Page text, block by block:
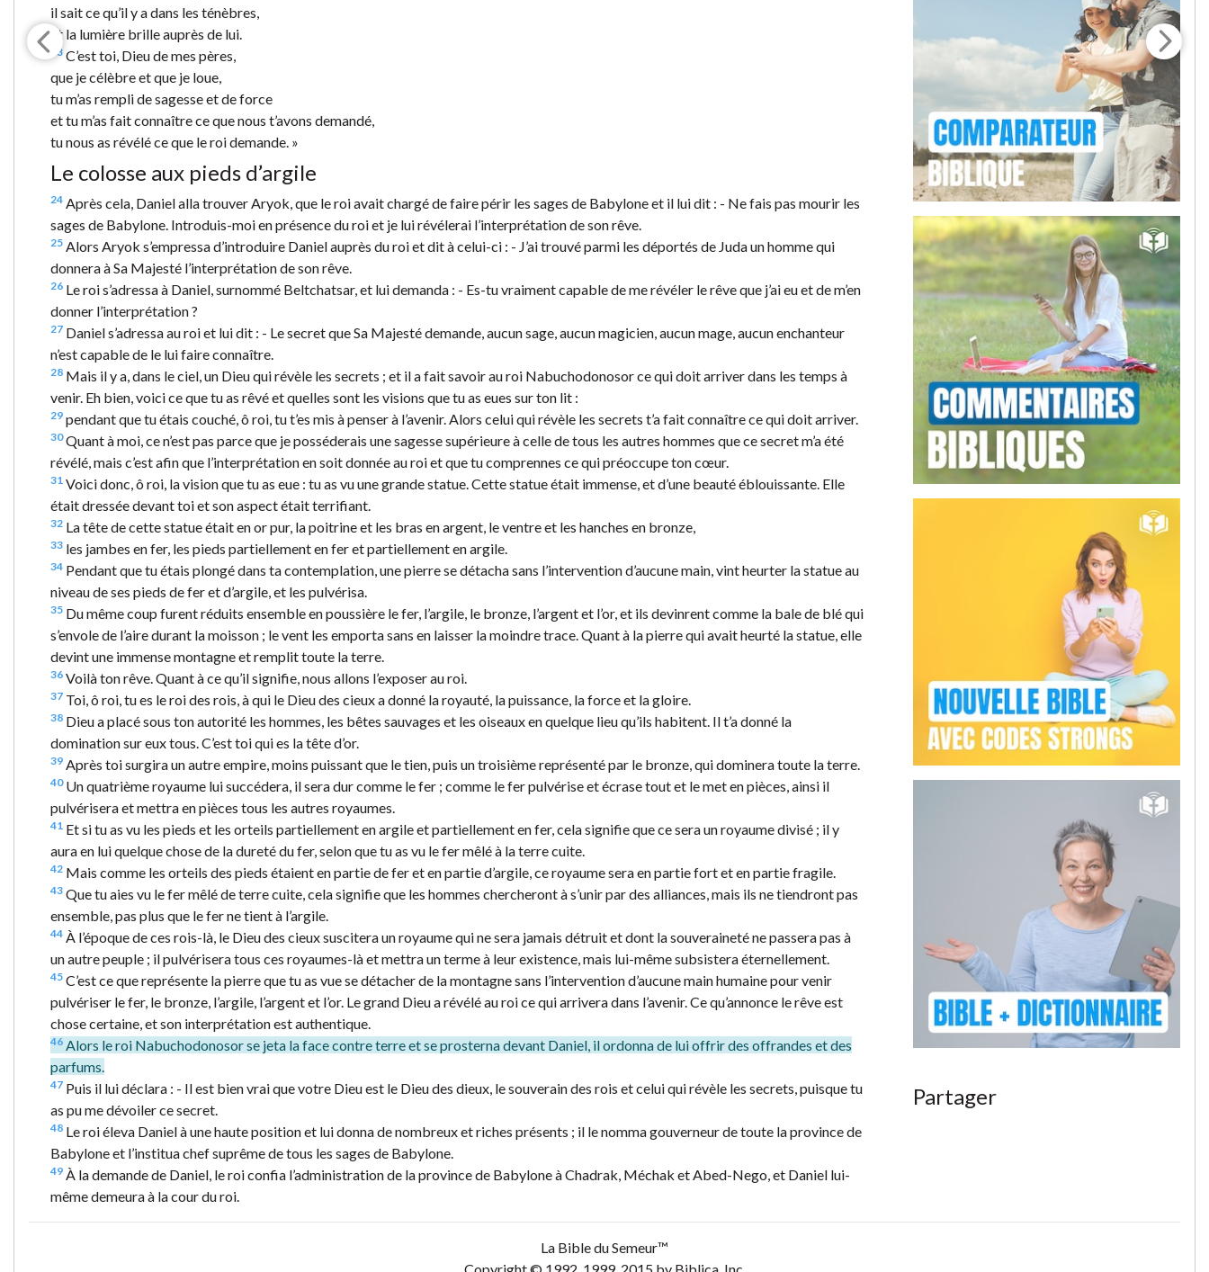
il sait ce qu’il y a dans les ténèbres,
et la lumière brille auprès de lui.
23 C’est toi, Dieu de mes pères,
que je célèbre et que je loue,
tu m’as rempli de sagesse et de force
et tu m’as fait connaître ce que nous t’avons demandé,
tu nous as révélé ce que le roi demande. »
Le colosse aux pieds d’argile
24 Après cela, Daniel alla trouver Aryok, que le roi avait chargé de faire périr les sages de Babylone et il lui dit : - Ne fais pas mourir les
sages de Babylone. Introduis-moi en présence du roi et je lui révélerai l’interprétation de son rêve.
25 Alors Aryok s’empressa d’introduire Daniel auprès du roi et dit à celui-ci : - J’ai trouvé parmi les déportés de Juda un homme qui
donnera à Sa Majesté l’interprétation de son rêve.
26 Le roi s’adressa à Daniel, surnommé Beltchatsar, et lui demanda : - Es-tu vraiment capable de me révéler le rêve que j’ai eu et de m’en
donner l’interprétation ?
27 Daniel s’adressa au roi et lui dit : - Le secret que Sa Majesté demande, aucun sage, aucun magicien, aucun mage, aucun enchanteur
n’est capable de le lui faire connaître.
28 Mais il y a, dans le ciel, un Dieu qui révèle les secrets ; et il a fait savoir au roi Nabuchodonosor ce qui doit arriver dans les temps à
venir. Eh bien, voici ce que tu as rêvé et quelles sont les visions que tu as eues sur ton lit :
29 pendant que tu étais couché, ô roi, tu t’es mis à penser à l’avenir. Alors celui qui révèle les secrets t’a fait connaître ce qui doit arriver.
30Quant à moi, ce n’est pas parce que je posséderais une sagesse supérieure à celle de tous les autres hommes que ce secret m’a été
révélé, mais c’est afin que l’interprétation en soit donnée au roi et que tu comprennes ce qui préoccupe ton cœur.
31 Voici donc, ô roi, la vision que tu as eue : tu as vu une grande statue. Cette statue était immense, et d’une beauté éblouissante. Elle
était dressée devant toi et son aspect était terrifiant.
32 La tête de cette statue était en or pur, la poitrine et les bras en argent, le ventre et les hanches en bronze,
33 les jambes en fer, les pieds partiellement en fer et partiellement en argile.
34 Pendant que tu étais plongé dans ta contemplation, une pierre se détacha sans l’intervention d’aucune main, vint heurter la statue au
niveau de ses pieds de fer et d’argile, et les pulvérisa.
35 Du même coup furent réduits ensemble en poussière le fer, l’argile, le bronze, l’argent et l’or, et ils devinrent comme la bale de blé qui
s’envole de l’aire durant la moisson ; le vent les emporta sans en laisser la moindre trace. Quant à la pierre qui avait heurté la statue, elle
devint une immense montagne et remplit toute la terre.
36 Voilà ton rêve. Quant à ce qu’il signifie, nous allons l’exposer au roi.
37 Toi, ô roi, tu es le roi des rois, à qui le Dieu des cieux a donné la royauté, la puissance, la force et la gloire.
38 Dieu a placé sous ton autorité les hommes, les bêtes sauvages et les oiseaux en quelque lieu qu’ils habitent. Il t’a donné la
domination sur eux tous. C’est toi qui es la tête d’or.
39 Après toi surgira un autre empire, moins puissant que le tien, puis un troisième représenté par le bronze, qui dominera toute la terre.
40Un quatrième royaume lui succédera, il sera dur comme le fer ; comme le fer pulvérise et écrase tout et le met en pièces, ainsi il
pulvérisera et mettra en pièces tous les autres royaumes.
41 Et si tu as vu les pieds et les orteils partiellement en argile et partiellement en fer, cela signifie que ce sera un royaume divisé ; il y
aura en lui quelque chose de la dureté du fer, selon que tu as vu le fer mêlé à la terre cuite.
42 Mais comme les orteils des pieds étaient en partie de fer et en partie d’argile, ce royaume sera en partie fort et en partie fragile.
43 Que tu aies vu le fer mêlé de terre cuite, cela signifie que les hommes chercheront à s’unir par des alliances, mais ils ne tiendront pas
ensemble, pas plus que le fer ne tient à l’argile.
44 À l’époque de ces rois-là, le Dieu des cieux suscitera un royaume qui ne sera jamais détruit et dont la souveraineté ne passera pas à
un autre peuple ; il pulvérisera tous ces royaumes-là et mettra un terme à leur existence, mais lui-même subsistera éternellement.
45 C’est ce que représente la pierre que tu as vue se détacher de la montagne sans l’intervention d’aucune main humaine pour venir
pulvériser le fer, le bronze, l’argile, l’argent et l’or. Le grand Dieu a révélé au roi ce qui arrivera dans l’avenir. Ce qu’annonce le rêve est
chose certaine, et son interprétation est authentique.
46 Alors le roi Nabuchodonosor se jeta la face contre terre et se prosterna devant Daniel, il ordonna de lui offrir des offrandes et des
parfums.
47 Puis il lui déclara : - Il est bien vrai que votre Dieu est le Dieu des dieux, le souverain des rois et celui qui révèle les secrets, puisque tu
as pu me dévoiler ce secret.
48 Le roi éleva Daniel à une haute position et lui donna de nombreux et riches présents ; il le nomma gouverneur de toute la province de
Babylone et l’institua chef suprême de tous les sages de Babylone.
49 À la demande de Daniel, le roi confia l’administration de la province de Babylone à Chadrak, Méchak et Abed-Nego, et Daniel lui-
même demeura à la cour du roi.
Partager
La Bible du Semeur™
Copyright © 1992, 1999, 2015 by Biblica, Inc.